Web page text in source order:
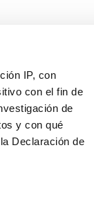
IP, con
con el fin de
de
y con qué
Declaración de